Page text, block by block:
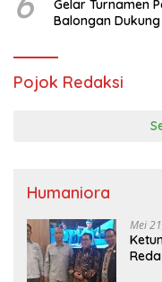
Gelar Turnamen
Balongan
Pojok Redaksi
Humaniora
Mei